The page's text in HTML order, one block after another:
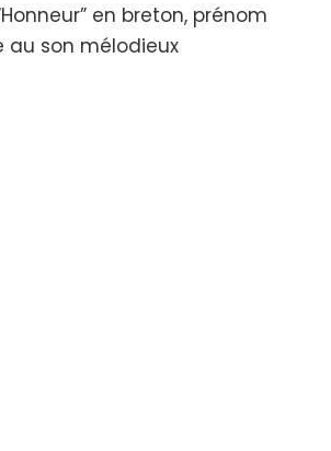
en breton, prénom
au son mélodieux